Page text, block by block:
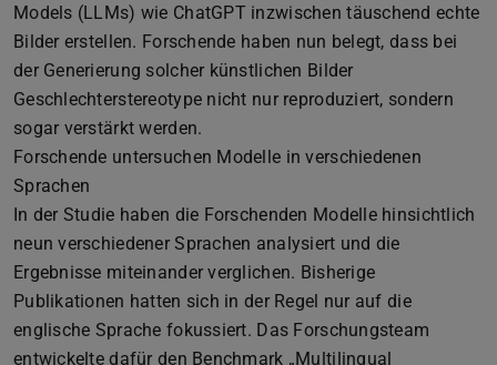
Models (LLMs) wie ChatGPT inzwischen täuschend echte
Bilder erstellen. Forschende haben nun belegt, dass bei
der Generierung solcher künstlichen Bilder
Geschlechterstereotype nicht nur reproduziert, sondern
sogar verstärkt werden.
Forschende untersuchen Modelle in verschiedenen
Sprachen
In der Studie haben die Forschenden Modelle hinsichtlich
neun verschiedener Sprachen analysiert und die
Ergebnisse miteinander verglichen. Bisherige
Publikationen hatten sich in der Regel nur auf die
englische Sprache fokussiert. Das Forschungsteam
entwickelte dafür den Benchmark „Multilingual